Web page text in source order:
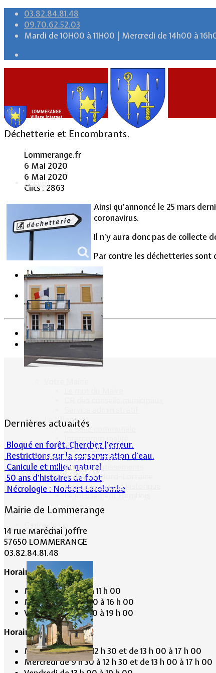
03.82.84.81.48
09.70.62.52.03
Mardi de 10H00 à 11H00 | Mercredi de 14h00 à
Accueil
Vie Municipale
Le Village
La salle communale
Plan de situation
Lotissement Hambois
Projet de lotissements
Sodevam Nord-Lorraine
Hambois, rappel historique
Le lotissement Hambois
Cadre de vie
Déchetterie et Encombrants.
Lommerange.fr
6 Mai 2020
6 Mai 2020
Clics : 2863
Ainsi qu’annoncé le 25 mars
coronavirus.
Il n’y aura donc pas de collecte
Par contre les déchetteries sont
Précédent
Suivant
Dernières actualités
Bloqué en forêt. Cherchez l’erreur.
Restrictions sur la consommation d'eau.
Canicule et milieu naturel
50 ans d’histoires de foot
Nécrologie : Norbert Lacolombe
Mairie de Lommerange
14 rue Maréchal Joffre
57650 LOMMERANGE
03.82.84.81.48
Horaire de la Mairie:
Mardi de 10 h 00 à 11 h 00
Mercredi de 14 h 00 à 16 h 00
Vendredi de 17 h 00 à 19 h 00
Horaire du Secrétariat :
Mardi de 9 h 30 à 12 h 30 et de 13 h 00 à 17 h 00
Mercredi de 9 h 30 à 12 h 30 et de 13 h 00 à 17 h 00